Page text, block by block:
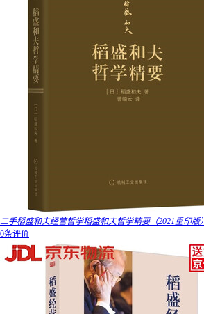
二手稻盛和夫经营哲学稻盛和夫哲学精要（2021重印版）
0条评价